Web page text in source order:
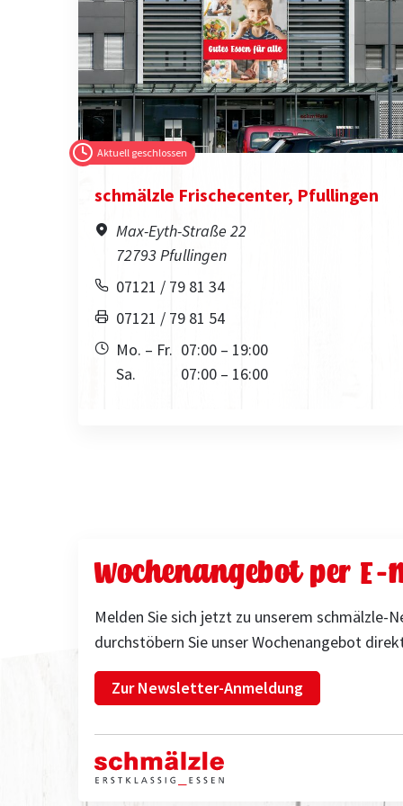
Aktuell geschlossen
schmälzle Frischecenter, Pfullingen
Max-Eyth-Straße 22
72793 Pfullingen
07121 / 79 81 34
07121 / 79 81 54
Mo. – Fr. 07:00 – 19:00
Sa.
07:00 – 16:00
Wochenangebot per
Melden Sie sich jetzt zu unserem schmälzle-
durchstöbern Sie unser Wochenangebot
Zur Newsletter-Anmeldung